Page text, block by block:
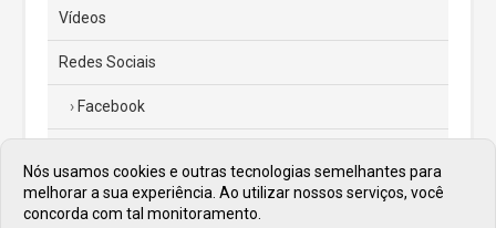
Vídeos
Redes Sociais
Facebook
Twitter
Nós usamos cookies e outras tecnologias semelhantes para
melhorar a sua experiência. Ao utilizar nossos serviços, você
concorda com tal monitoramento.